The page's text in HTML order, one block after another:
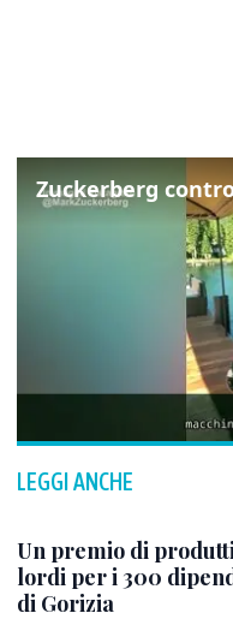
LEGGI ANCHE
Un premio di
lordi per i 300
di Gorizia